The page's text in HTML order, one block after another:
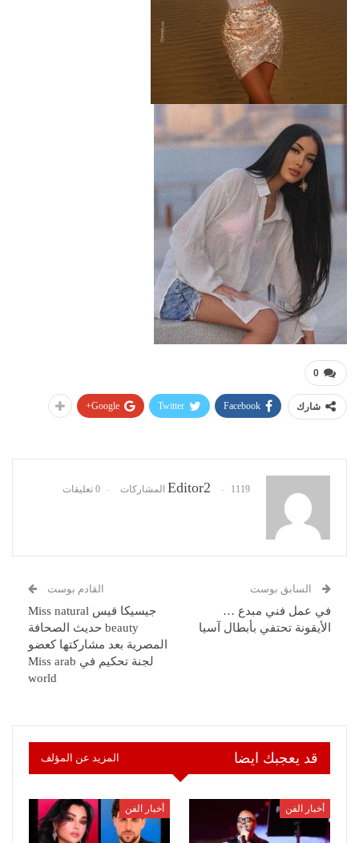
0
شارك Facebook
Twitter
Google+
Editor2 1119 المشاركات 0 تعليقات
السابق بوست
في عمل فني مبدع …
الأيقونة تحتفي بأبطال آسيا
القادم بوست
جيسيكا قيس Miss natural
beauty حديث الصحافة
المصرية بعد مشاركتها كعضو
لجنة تحكيم في Miss arab
world
قد يعجبك ايضا المزيد عن المؤلف
أخبار الفن أخبار الفن